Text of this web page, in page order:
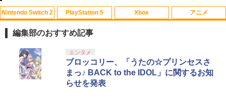
Nintendo Switch 2
スプラトゥーン レイダース|オンライン
コード版
￥5,832
PlayStation 5
PlayStation 5 デジタル・エディション
日本語専用 Console Language: Japan
ese only (CFI-2200B01)
￥55,000
Xbox
【純正品】Xbox ワイヤレス コントロー
ラー + USB-C® ケーブル
￥8,300
アニメ
劇場版「鬼滅の刃」無限城編 第一章 猗
窩座再来 通常版 [Blu-ray]
￥3,982
編集部のおすすめ記事
エンタメ
ブロッコリー、「うたの☆プリンセスさ
まっ♪ BACK to the IDOL」に関するお知
らせを発表